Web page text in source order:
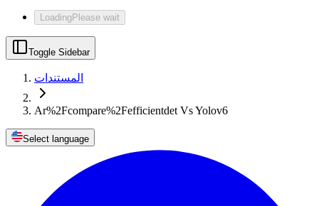
LoadingPlease wait
Toggle Sidebar
المستندات
Ar%2Fcompare%2Fefficientdet Vs Yolov6
Select language